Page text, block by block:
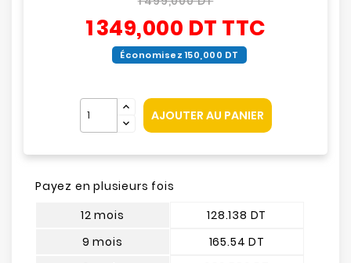
1 349,000 DT TTC
Économisez 150,000 DT
AJOUTER AU PANIER
Payez en plusieurs fois
12 mois
9 mois
128.138 DT
165.54 DT